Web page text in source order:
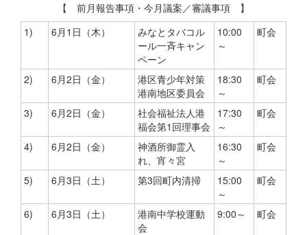
る
街。
【 前月報告事項・今月議案／審議事項 】
1)
6月1日（木）
みなとタバコル
ール一斉キャン
ペーン
10:00
～
町会
2) 6月2日（金）
港区青少年対策
港南地区委員会
18:30
～
町会
3) 6月2日（金）
社会福祉法人港
福会第1回理事会
17:30
～
町会
4) 6月2日（金）
神酒所御霊入
れ、宵々宮
16:30
～
町会
5) 6月3日（土） 第3回町内清掃
15:00
～
町会
6) 6月3日（土）
港南中学校運動
会
9:00～ 町会